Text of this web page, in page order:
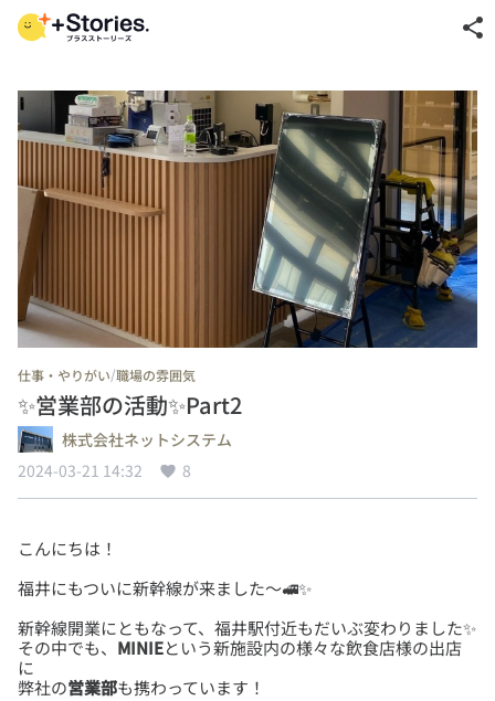
share
仕事・やりがい/職場の雰囲気
✨営業部の活動✨Part2
株式会社ネットシステム
2024-03-21 14:32
8
新幹線開業にともなって、福井駅付近もだいぶ変わりました✨
その中でも、 MINIEという新施設内の様々な飲食店様の出店
に
弊社の営業部